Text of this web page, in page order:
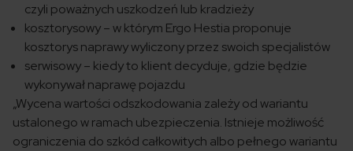
czyli poważnych uszkodzeń lub kradzieży
kosztorysowy – w którym Ergo Hestia proponuje
kosztorys naprawy wyliczony przez swoich specjalistów
serwisowy – kiedy to klient decyduje, gdzie będzie
wykonywał naprawę pojazdu
„Wycena wartości odszkodowania zależy od wariantu
ustalonego w ramach ubezpieczenia. Istnieje możliwość
ograniczenia do szkód całkowitych albo pełnego wariantu